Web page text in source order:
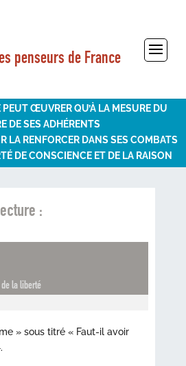
penseurs de France
ŒUVRER QU’À LA MESURE DU
DE SES ADHÉRENTS
LA RENFORCER DANS SES COMBATS
DE CONSCIENCE ET DE LA RAISON
:
la liberté
» sous titré « Faut-il avoir